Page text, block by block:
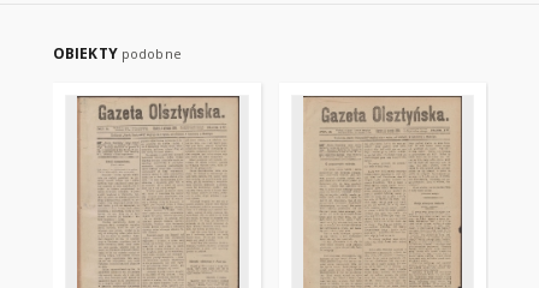
OBIEKTY podobne